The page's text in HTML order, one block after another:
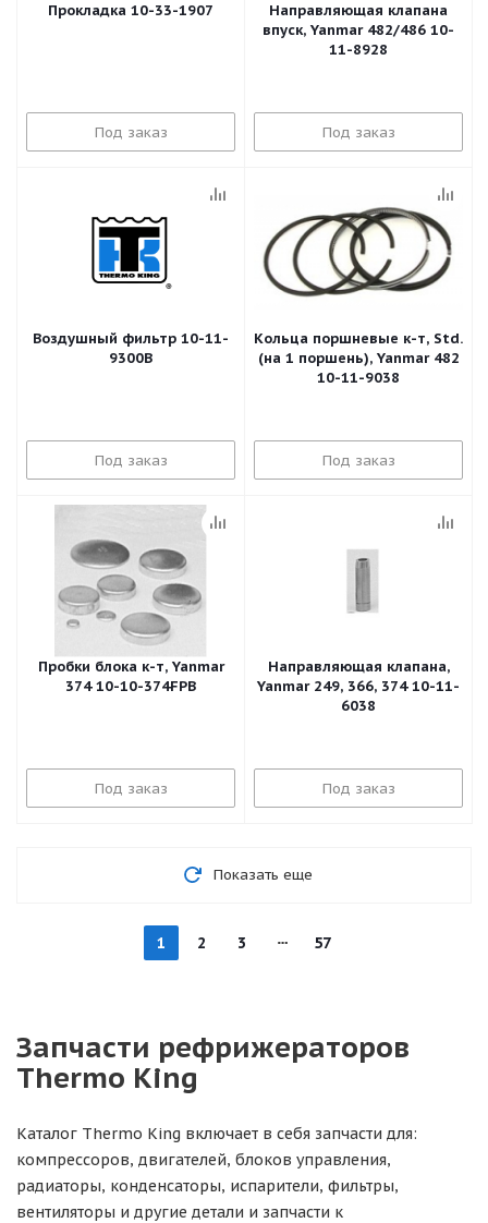
Прокладка 10-33-1907
Под заказ
Направляющая клапана
впуск, Yanmar 482/486 10-
11-8928
Под заказ
Воздушный фильтр 10-11-
9300B
Под заказ
Кольца поршневые к-т, Std.
(на 1 поршень), Yanmar 482
10-11-9038
Под заказ
Пробки блока к-т, Yanmar
374 10-10-374FPB
Под заказ
Направляющая клапана,
Yanmar 249, 366, 374 10-11-
6038
Под заказ
Показать еще
1 2 3 57
Запчасти рефрижераторов
Thermo King
Каталог Thermo King включает в себя запчасти для:
компрессоров, двигателей, блоков управления,
радиаторы, конденсаторы, испарители, фильтры,
вентиляторы и другие детали и запчасти к